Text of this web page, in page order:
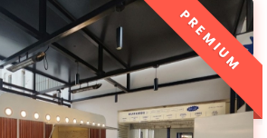
PREMIUM